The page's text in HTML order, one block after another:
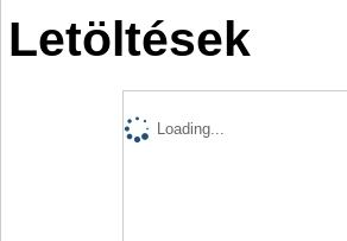
Letöltések
Loading...